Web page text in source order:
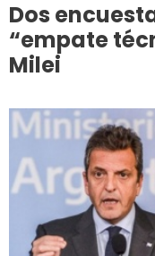
Dos
“empate
Milei